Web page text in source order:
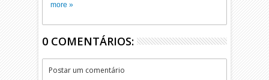
more »
0 COMENTÁRIOS:
Postar um comentário